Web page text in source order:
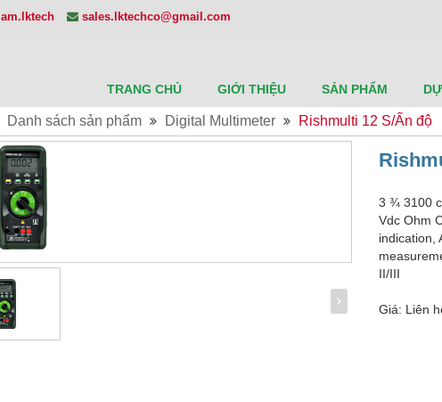
lam.lktech sales.lktechco@gmail.com
TRANG CHỦ GIỚI THIỆU SẢN PHẨM
Danh sách sản phẩm Digital Multimeter Rishmulti 12 S/Ấn độ
3 ¾ 3100
Vdc Ohm
indication,
II/III
Giá: Liên